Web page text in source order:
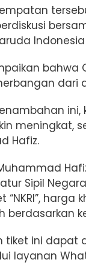
bahwa
dari
meningkat,
Hafiz.
Sipil
“NKRI”,
berdasarkan
tiket ini dapat
layanan